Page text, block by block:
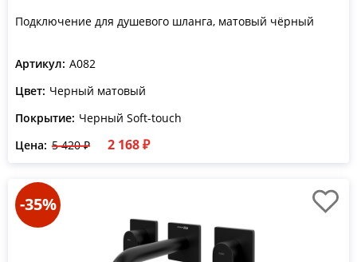
Подключение для душевого шланга, матовый чёрный
Артикул: A082
Цвет: Черный матовый
Покрытие: Черный Soft-touch
Цена: 5 420 ₽ 2 168 ₽
-35%